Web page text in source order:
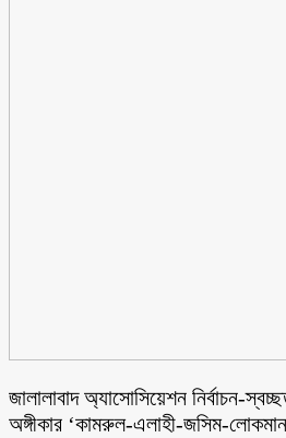
জালালাবাদ অ্যাসোসিয়েশন নির্বাচন-
অঙ্গীকার ‘কামরুল-এলাহী-জসিম-